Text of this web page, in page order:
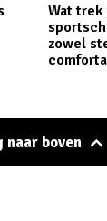
Wat trek
zowel
naar boven